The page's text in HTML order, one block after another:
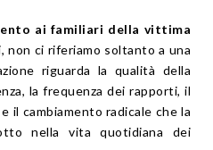
ai familiari della vittima
non ci riferiamo soltanto a una
riguarda la qualità della
la frequenza dei rapporti, il
il cambiamento radicale che la
nella vita quotidiana dei